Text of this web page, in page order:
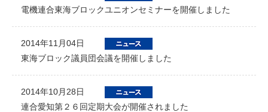
電機連合東海ブロックユニオンセミナーを開催しました
2014年11月04日
東海ブロック議員団会議を開催しました
2014年10月28日
連合愛知第２６回定期大会が開催されました